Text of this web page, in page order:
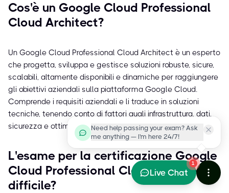
Cos'è un Google Cloud Professional
Cloud Architect?
Un Google Cloud Professional Cloud Architect è un esperto
che progetta, sviluppa e gestisce soluzioni robuste, sicure,
scalabili, altamente disponibili e dinamiche per raggiungere
gli obiettivi aziendali sulla piattaforma Google Cloud.
Comprende i requisiti aziendali e li traduce in soluzioni
tecniche, tenendo conto di fattori quali infrastruttura, dati,
sicurezza e ottimizzazione dei costi.
L'esame per la certificazione Google
Cloud Professional Cloud Architect è
difficile?
Need help passing your exam? Ask
me anything — I'm here 24/7!
1
Live Chat